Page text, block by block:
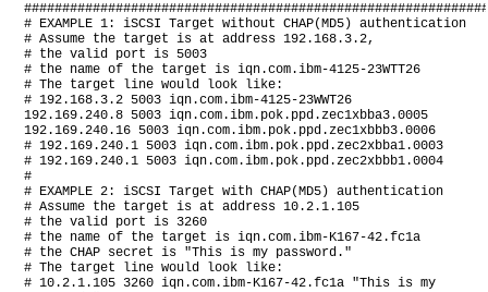
# EXAMPLE 1: iSCSI Target without CHAP(MD5) authentication
# Assume the target is at address 192.168.3.2,
# the valid port is 5003
# the name of the target is iqn.com.ibm-4125-23WTT26
# The target line would look like:
# 192.168.3.2 5003 iqn.com.ibm-4125-23WWT26
192.169.240.8 5003 iqn.com.ibm.pok.ppd.zec1xbba3.0005
192.169.240.16 5003 iqn.com.ibm.pok.ppd.zec1xbbb3.0006
# 192.169.240.1 5003 iqn.com.ibm.pok.ppd.zec2xbba1.0003
# 192.169.240.1 5003 iqn.com.ibm.pok.ppd.zec2xbbb1.0004
#
# EXAMPLE 2: iSCSI Target with CHAP(MD5) authentication
# Assume the target is at address 10.2.1.105
# the valid port is 3260
# the name of the target is iqn.com.ibm-K167-42.fc1a
# the CHAP secret is "This is my password."
# The target line would look like:
# 10.2.1.105 3260 iqn.com.ibm-K167-42.fc1a "This is my